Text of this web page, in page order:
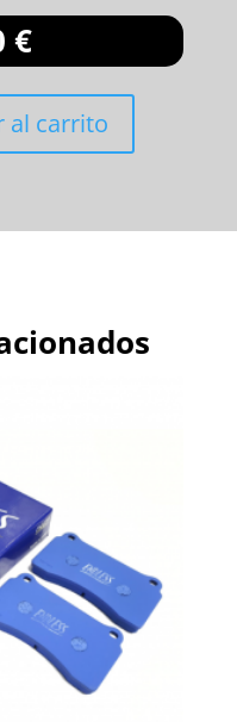
€
al carrito